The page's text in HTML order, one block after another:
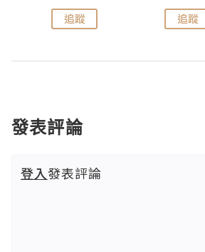
追蹤 追蹤
發表評論
登入發表評論